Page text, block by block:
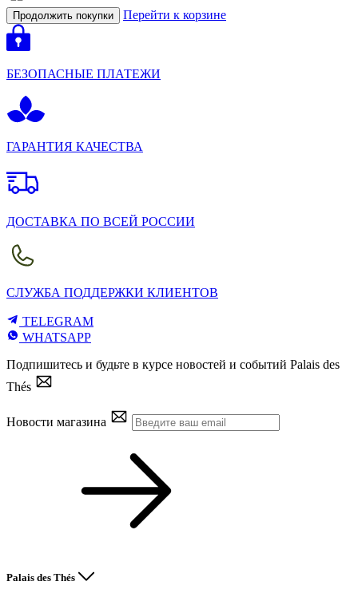
Продолжить покупки Перейти к корзине
БЕЗОПАСНЫЕ ПЛАТЕЖИ
ГАРАНТИЯ КАЧЕСТВА
ДОСТАВКА ПО ВСЕЙ РОССИИ
СЛУЖБА ПОДДЕРЖКИ КЛИЕНТОВ
TELEGRAM
WHATSAPP
Подпишитесь и будьте в курсе новостей и событий Palais des
Thés
Новости магазина
Palais des Thés